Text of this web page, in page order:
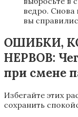
ведро. Снова
вы
ОШИБКИ,
НЕРВОВ:
при смене
Избегайте этих
сохранить